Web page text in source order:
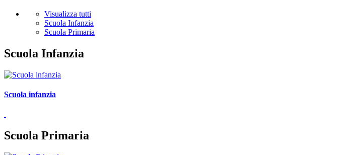
Visualizza tutti
Scuola Infanzia
Scuola Primaria
Scuola Infanzia
Scuola infanzia
Scuola Primaria